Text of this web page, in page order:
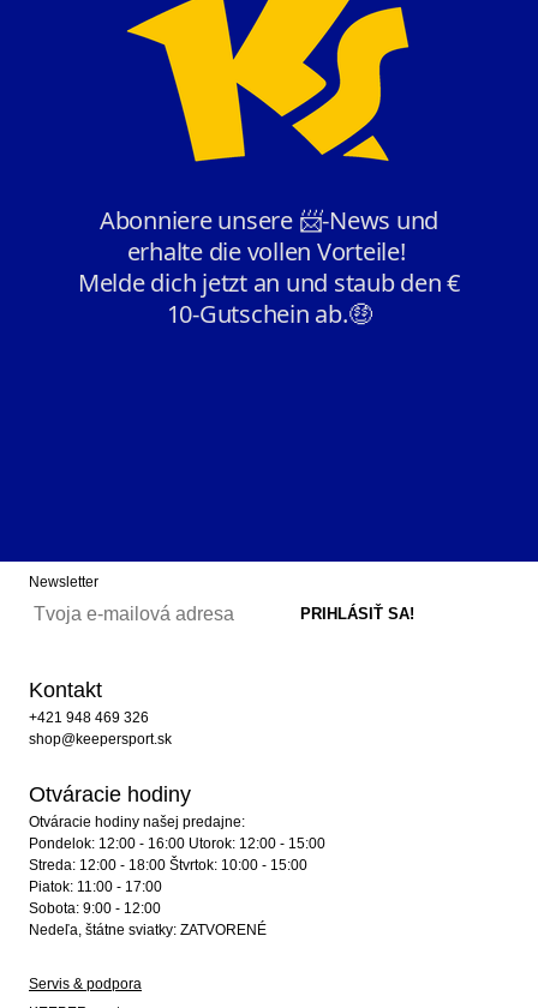
Newsletter
Kontakt
+421 948 469 326
shop@keepersport.sk
Otváracie hodiny
Otváracie hodiny našej predajne:
Pondelok: 12:00 - 16:00 Utorok: 12:00 - 15:00
Streda: 12:00 - 18:00 Štvrtok: 10:00 - 15:00
Piatok: 11:00 - 17:00
Sobota: 9:00 - 12:00
Nedeľa, štátne sviatky: ZATVORENÉ
Servis & podpora